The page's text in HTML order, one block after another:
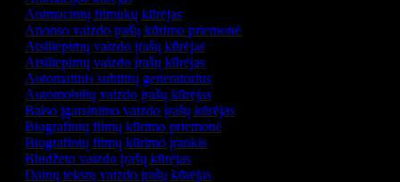
Animacinių filmukų kūrėjas
Anonso vaizdo įrašų kūrimo priemonė
Atsiliepimų vaizdo įrašų kūrėjas
Atsiliepimų vaizdo įrašų kūrėjas
Automatinis subtitrų generatorius
Automobilių vaizdo įrašų kūrėjas
Balso įgarsinimo vaizdo įrašų kūrėjas
Biografinių filmų kūrimo priemonė
Biografinių filmų kūrimo įrankis
Biudžeto vaizdo įrašų kūrėjas
Dainų tekstų vaizdo įrašų kūrėjas